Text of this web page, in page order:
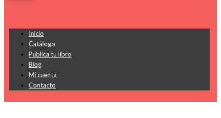
Inicio
Catálogo
Publica tu libro
Blog
Mi cuenta
Contacto